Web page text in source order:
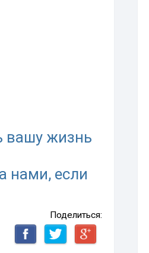
вашу жизнь
нами, если
Поделиться: